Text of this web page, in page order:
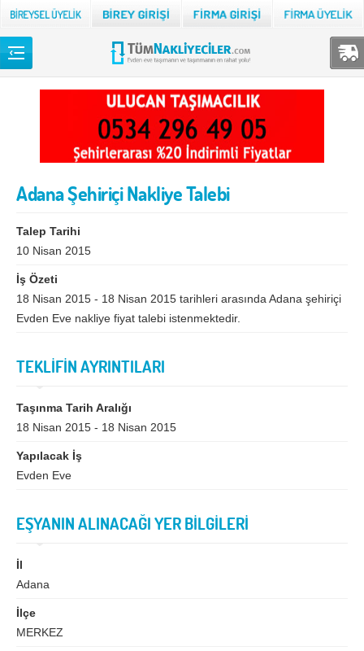
TÜM NAKLİYECİLER
Adıyaman
Ağrı
Aksaray Amasya
Ardahan
Aydın
Bingöl Bitlis
Bursa Çanakkale
Çankırı
Düzce Edirne
Erzurum
Gaziantep
Gümüşhane
Back
Adana Şehiriçi Nakliye Talebi
Talep Tarihi
10 Nisan 2015
İş Özeti
18 Nisan 2015 - 18 Nisan 2015 tarihleri arasında Adana şehiriçi
Evden Eve nakliye fiyat talebi istenmektedir.
TEKLİFİN AYRINTILARI
Taşınma Tarih Aralığı
18 Nisan 2015 - 18 Nisan 2015
Yapılacak İş
Evden Eve
EŞYANIN ALINACAĞI YER BİLGİLERİ
İl
Adana
İlçe
MERKEZ